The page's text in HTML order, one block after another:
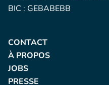
BIC : GEBABEBB
CONTACT
À PROPOS
JOBS
PRESSE